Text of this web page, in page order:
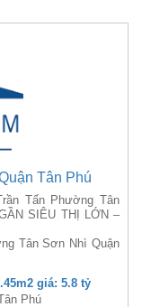
Tân Phú
Tấn Phường Tân
SIÊU THỊ LỚN –
Tân Sơn Nhì Quận
giá: 5.8 tỷ
Phú